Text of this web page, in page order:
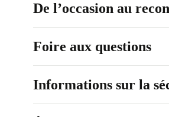
De l’occasion au
Foire aux questions
Informations sur la